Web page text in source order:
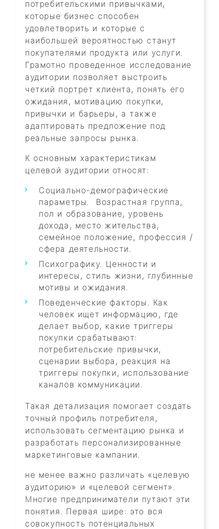
потребительскими привычками,
которые бизнес способен
удовлетворить и которые с
наибольшей вероятностью станут
покупателями продукта или услуги.
Грамотно проведенное исследование
аудитории позволяет выстроить
четкий портрет клиента, понять его
ожидания, мотивацию покупки,
привычки и барьеры, а также
адаптировать предложение под
реальные запросы рынка.
К основным характеристикам
целевой аудитории относят:
Социально-демографические
параметры. Возрастная группа,
пол и образование, уровень
дохода, место жительства,
семейное положение, профессия /
сфера деятельности.
Психографику. Ценности и
интересы, стиль жизни, глубинные
мотивы и ожидания.
Поведенческие факторы. Как
человек ищет информацию, где
делает выбор, какие триггеры
покупки срабатывают:
потребительские привычки,
сценарии выбора, реакция на
триггеры покупки, использование
каналов коммуникации.
Такая детализация помогает создать
точный профиль потребителя,
использовать сегментацию рынка и
разработать персонализированные
маркетинговые кампании.
не менее важно различать «целевую
аудиторию» и «целевой сегмент».
Многие предприниматели путают эти
понятия. Первая шире: это вся
совокупность потенциальных